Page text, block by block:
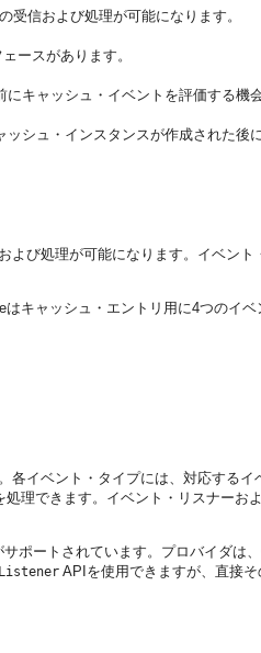
信および処理が可能になります。
ースがあります。
キャッシュ・イベントを評価する機
シュ・インスタンスが作成された後
び処理が可能になります。 イベント
キャッシュ・エントリ用に4つのイベ
イベント・タイプには、対応する
理できます。イベント・リスナー
ポートされています。プロバイダは
APIを使用できますが、直接